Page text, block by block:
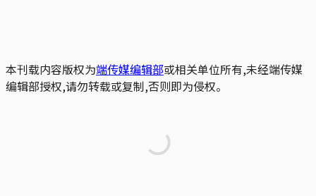
本刊载内容版权为端传媒编辑部或相关单位所有,未经端传媒
编辑部授权,请勿转载或复制,否则即为侵权。